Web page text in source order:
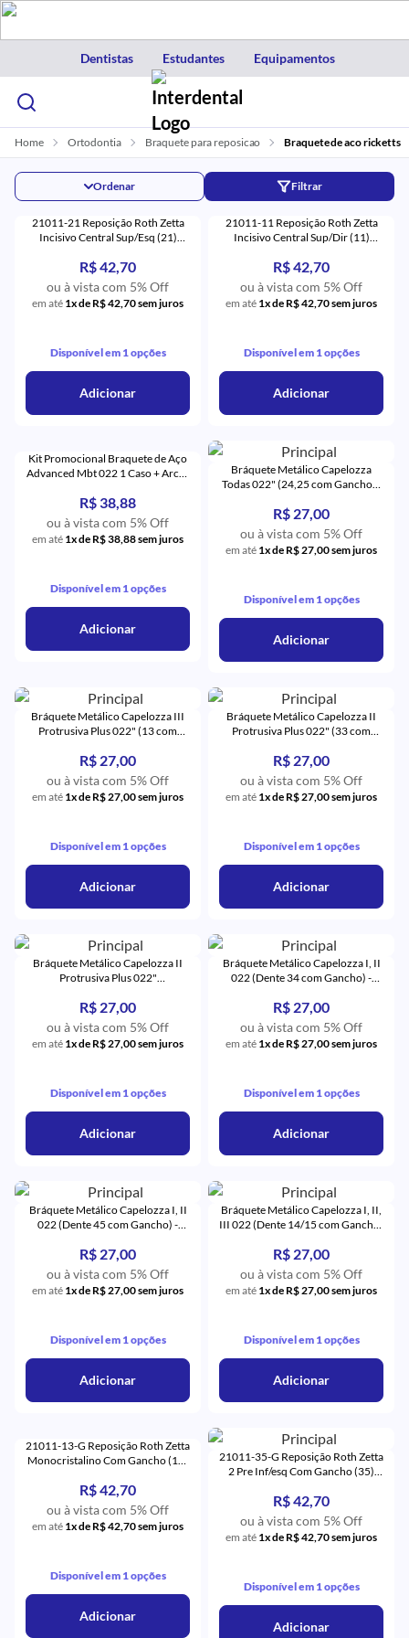
Dentistas Estudantes Equipamentos
Home Ortodontia Braquete para reposicao Braquete de aco ricketts
Filtrar
Ordenar
21011-21 Reposição Roth Zetta
Incisivo Central Sup/Esq (21)
R$ 42,70
ou à vista com 5% Off
em até 1x de R$ 42,70 sem juros
Disponível em 1 opções
Adicionar
21011-11 Reposição Roth Zetta
Incisivo Central Sup/Dir (11)
R$ 42,70
ou à vista com 5% Off
em até 1x de R$ 42,70 sem juros
Disponível em 1 opções
Adicionar
Kit Promocional Braquete de Aço
Advanced Mbt 022 1 Caso + Arcos
R$ 38,88
ou à vista com 5% Off
em até 1x de R$ 38,88 sem juros
Disponível em 1 opções
Adicionar
Bráquete Metálico Capelozza
Todas 022" (24,25 com Gancho) -
R$ 27,00
ou à vista com 5% Off
em até 1x de R$ 27,00 sem juros
Disponível em 1 opções
Adicionar
Bráquete Metálico Capelozza III
Protrusiva Plus 022" (13 com
R$ 27,00
ou à vista com 5% Off
em até 1x de R$ 27,00 sem juros
Disponível em 1 opções
Adicionar
Bráquete Metálico Capelozza II
Protrusiva Plus 022" (33 com
R$ 27,00
ou à vista com 5% Off
em até 1x de R$ 27,00 sem juros
Disponível em 1 opções
Adicionar
Bráquete Metálico Capelozza II
Protrusiva Plus 022"
R$ 27,00
ou à vista com 5% Off
em até 1x de R$ 27,00 sem juros
Disponível em 1 opções
Adicionar
Bráquete Metálico Capelozza I, II
022 (Dente 34 com Gancho) -
R$ 27,00
ou à vista com 5% Off
em até 1x de R$ 27,00 sem juros
Disponível em 1 opções
Adicionar
Bráquete Metálico Capelozza I, II
022 (Dente 45 com Gancho) -
R$ 27,00
ou à vista com 5% Off
em até 1x de R$ 27,00 sem juros
Disponível em 1 opções
Adicionar
Bráquete Metálico Capelozza I, II,
III 022 (Dente 14/15 com Gancho)
R$ 27,00
ou à vista com 5% Off
em até 1x de R$ 27,00 sem juros
Disponível em 1 opções
Adicionar
21011-13-G Reposição Roth Zetta
Monocristalino Com Gancho (13)
R$ 42,70
ou à vista com 5% Off
em até 1x de R$ 42,70 sem juros
Disponível em 1 opções
Adicionar
21011-35-G Reposição Roth Zetta
2 Pre Inf/esq Com Gancho (35)
R$ 42,70
ou à vista com 5% Off
em até 1x de R$ 42,70 sem juros
Disponível em 1 opções
Adicionar